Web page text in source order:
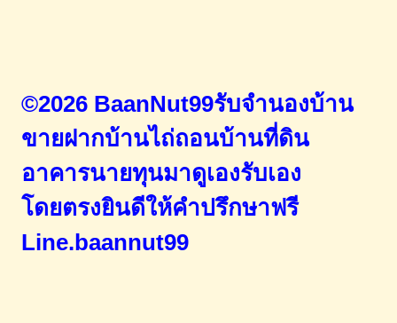
©2026 BaanNut99รับจำนองบ้าน
ขายฝากบ้านไถ่ถอนบ้านที่ดิน
อาคารนายทุนมาดูเองรับเอง
โดยตรงยินดีให้คำปรึกษาฟรี
Line.baannut99